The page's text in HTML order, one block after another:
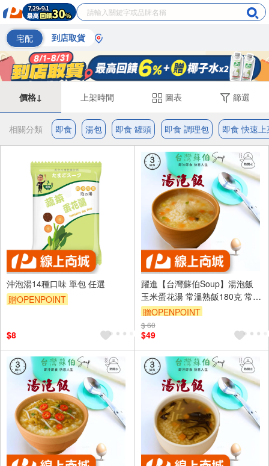
宅配 到店取貨
價格↓ 上架時間 圖表 篩選
相關分類 即食 湯包 即食 罐頭 即食 調理包 即食 快速上
沖泡湯14種口味 單包 任選
贈OPENPOINT
$8
躍進【台灣蘇伯Soup】湯泡飯
玉米蛋花湯 常溫熟飯180克 常溫
微波白飯 非乾燥米 非冷凍飯 即
食 調理包 正餐宵夜旅遊登山露
營 低卡方便食品 即食湯飯 拌飯
贈OPENPOINT
$ 60
$49